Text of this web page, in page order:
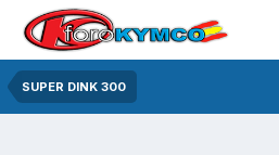
SUPER DINK 300